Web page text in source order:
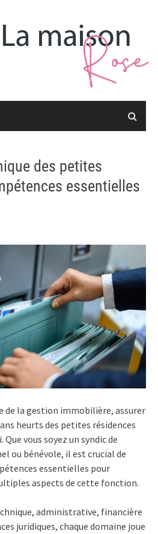
des petites
essentielles
de la gestion immobilière, assurer
heurts des petites résidences
vous soyez un syndic de
ou bénévole, il est crucial de
essentielles pour
aspects de cette fonction.
administrative, financière
juridiques, chaque domaine joue